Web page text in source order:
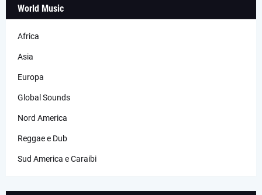
World Music
Africa
Asia
Europa
Global Sounds
Nord America
Reggae e Dub
Sud America e Caraibi